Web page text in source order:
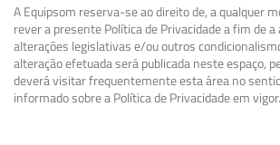
A Equipsom reserva-se ao direito de, a qualquer
rever a presente Política de Privacidade a fim de
alterações legislativas e/ou outros
alteração efetuada será publicada neste espaço,
deverá visitar frequentemente esta área no
informado sobre a Política de Privacidade em vigor.